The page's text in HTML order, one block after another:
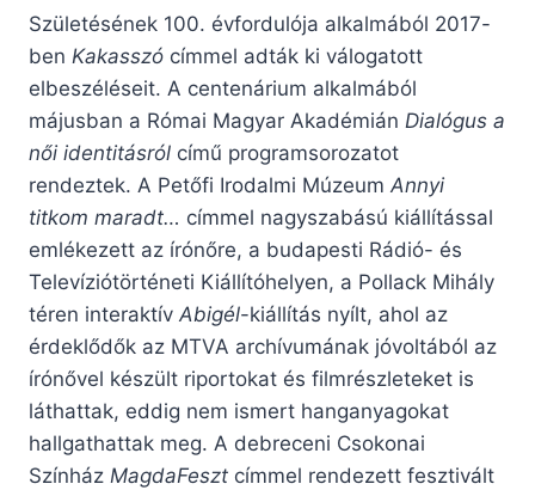
Születésének 100. évfordulója alkalmából 2017-
ben Kakasszó címmel adták ki válogatott
elbeszéléseit. A centenárium alkalmából
májusban a Római Magyar Akadémián Dialógus a
női identitásról című programsorozatot
rendeztek. A Petőfi Irodalmi Múzeum Annyi
titkom maradt… címmel nagyszabású kiállítással
emlékezett az írónőre, a budapesti Rádió- és
Televíziótörténeti Kiállítóhelyen, a Pollack Mihály
téren interaktív Abigél-kiállítás nyílt, ahol az
érdeklődők az MTVA archívumának jóvoltából az
írónővel készült riportokat és filmrészleteket is
láthattak, eddig nem ismert hanganyagokat
hallgathattak meg. A debreceni Csokonai
Színház MagdaFeszt címmel rendezett fesztivált